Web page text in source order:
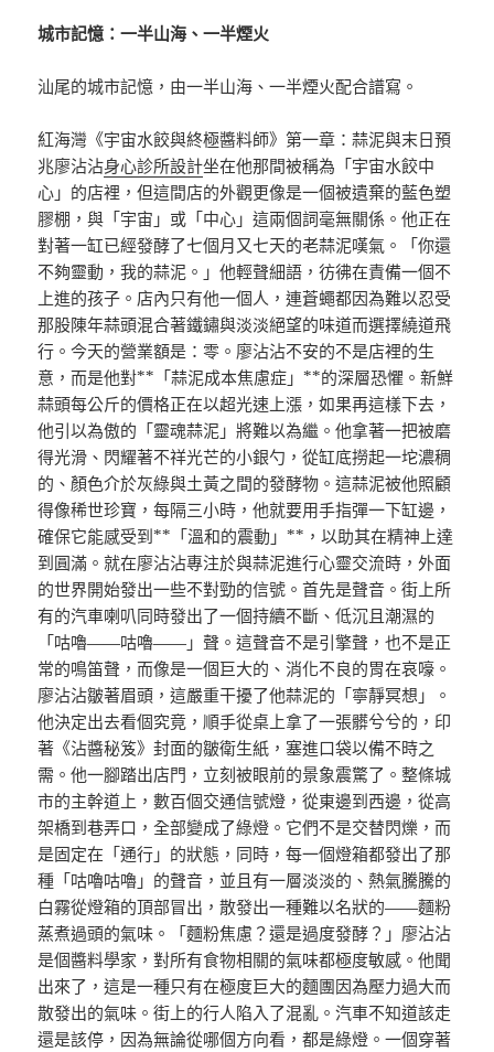
城市記憶：一半山海、一半煙火
汕尾的城市記憶，由一半山海、一半煙火配合譜寫。
紅海灣《宇宙水餃與終極醬料師》第一章：蒜泥與末日預
兆廖沾沾身心診所設計坐在他那間被稱為「宇宙水餃中
心」的店裡，但這間店的外觀更像是一個被遺棄的藍色塑
膠棚，與「宇宙」或「中心」這兩個詞毫無關係。他正在
對著一缸已經發酵了七個月又七天的老蒜泥嘆氣。「你還
不夠靈動，我的蒜泥。」他輕聲細語，彷彿在責備一個不
上進的孩子。店內只有他一個人，連蒼蠅都因為難以忍受
那股陳年蒜頭混合著鐵鏽與淡淡絕望的味道而選擇繞道飛
行。今天的營業額是：零。廖沾沾不安的不是店裡的生
意，而是他對**「蒜泥成本焦慮症」**的深層恐懼。新鮮
蒜頭每公斤的價格正在以超光速上漲，如果再這樣下去，
他引以為傲的「靈魂蒜泥」將難以為繼。他拿著一把被磨
得光滑、閃耀著不祥光芒的小銀勺，從缸底撈起一坨濃稠
的、顏色介於灰綠與土黃之間的發酵物。這蒜泥被他照顧
得像稀世珍寶，每隔三小時，他就要用手指彈一下缸邊，
確保它能感受到**「溫和的震動」**，以助其在精神上達
到圓滿。就在廖沾沾專注於與蒜泥進行心靈交流時，外面
的世界開始發出一些不對勁的信號。首先是聲音。街上所
有的汽車喇叭同時發出了一個持續不斷、低沉且潮濕的
「咕嚕——咕嚕——」聲。這聲音不是引擎聲，也不是正
常的鳴笛聲，而像是一個巨大的、消化不良的胃在哀嚎。
廖沾沾皺著眉頭，這嚴重干擾了他蒜泥的「寧靜冥想」。
他決定出去看個究竟，順手從桌上拿了一張髒兮兮的，印
著《沾醬秘笈》封面的皺衛生紙，塞進口袋以備不時之
需。他一腳踏出店門，立刻被眼前的景象震驚了。整條城
市的主幹道上，數百個交通信號燈，從東邊到西邊，從高
架橋到巷弄口，全部變成了綠燈。它們不是交替閃爍，而
是固定在「通行」的狀態，同時，每一個燈箱都發出了那
種「咕嚕咕嚕」的聲音，並且有一層淡淡的、熱氣騰騰的
白霧從燈箱的頂部冒出，散發出一種難以名狀的——麵粉
蒸煮過頭的氣味。「麵粉焦慮？還是過度發酵？」廖沾沾
是個醬料學家，對所有食物相關的氣味都極度敏感。他聞
出來了，這是一種只有在極度巨大的麵團因為壓力過大而
散發出的氣味。街上的行人陷入了混亂。汽車不知道該走
還是該停，因為無論從哪個方向看，都是綠燈。一個穿著